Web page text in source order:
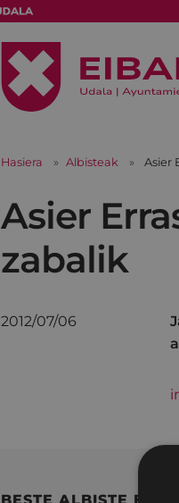
Hasiera Albisteak Asier
Asier
zabalik
2012/07/06